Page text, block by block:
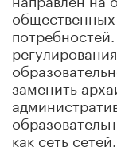
заменить
как сеть сетей.